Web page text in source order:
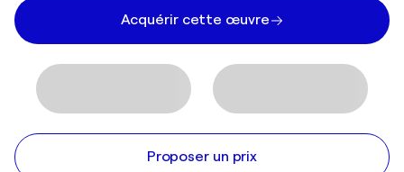
Acquérir cette œuvre
Proposer un prix